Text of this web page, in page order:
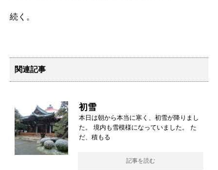
続く。
関連記事
初雪
本日は朝から本当に寒く、初雪が降りまし
た。 境内も雪模様になっていました。 た
だ、積もる
記事を読む